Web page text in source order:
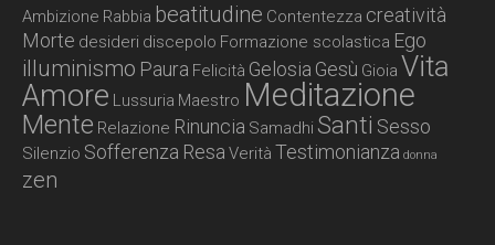
Ambizione Rabbia beatitudine Contentezza creatività
Morte desideri discepolo Formazione scolastica Ego
illuminismo Paura Felicità Gelosia Gesù Gioia Vita
Amore Lussuria Maestro Meditazione
Mente Relazione Rinuncia Samadhi Santi Sesso
Silenzio Sofferenza Resa Verità Testimonianza donna
zen